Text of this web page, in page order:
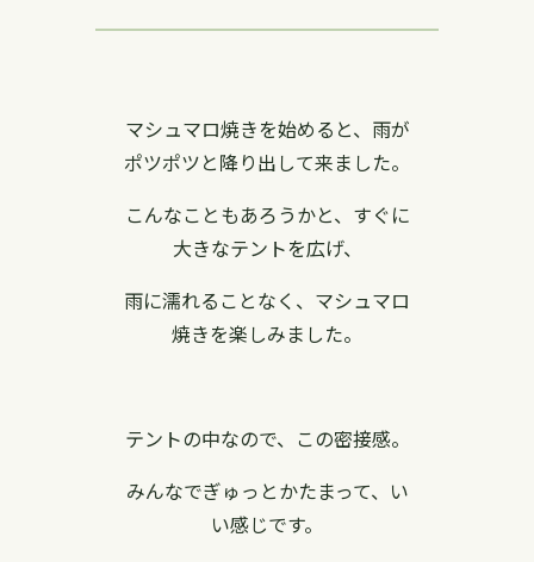
マシュマロ焼きを始めると、雨が
ポツポツと降り出して来ました。
こんなこともあろうかと、すぐに
大きなテントを広げ、
雨に濡れることなく、マシュマロ
焼きを楽しみました。
テントの中なので、この密接感。
みんなでぎゅっとかたまって、い
い感じです。